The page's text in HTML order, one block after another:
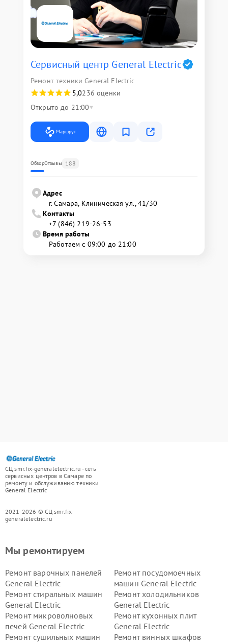
Сервисный центр General Electric
Ремонт техники General Electric
5,0236 оценки
Открыто до 21:00
Маршрут
ОбзорОтзывы 188
Адрес
г. Самара, Клиническая ул., 41/30
Контакты
+7 (846) 219-26-53
Время работы
Работаем с 09:00 до 21:00
СЦ smr.fix-generalelectric.ru - сеть
сервисных центров в Самаре по
ремонту и обслуживанию техники
General Electric
2021-2026 © СЦ smr.fix-
generalelectric.ru
Мы ремонтируем
Ремонт варочных панелей
General Electric
Ремонт посудомоечных
машин General Electric
Ремонт стиральных машин
General Electric
Ремонт холодильников
General Electric
Ремонт микроволновых
печей General Electric
Ремонт кухонных плит
General Electric
Ремонт сушильных машин
Ремонт винных шкафов